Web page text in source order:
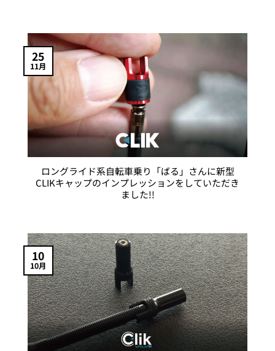
で
き
ま
す
ま
す
ロングライド系自転車乗り「ばる」さんに新型
CLIKキャップのインプレッションをしていただき
ました!!
25
11月
10
10月